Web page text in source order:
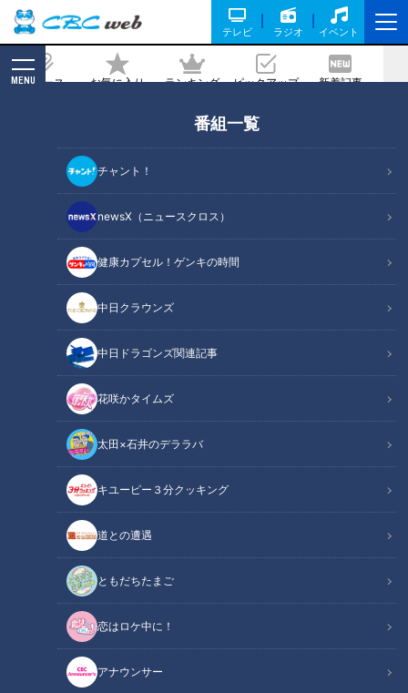
テレビ ラジオ イベント
ニュース お気に入り ランキング ピックアップ 新着記事
MENU
番組一覧
チャント！
newsX（ニュースクロス）
健康カプセル！ゲンキの時間
中日クラウンズ
中日ドラゴンズ関連記事
花咲かタイムズ
太田×石井のデララバ
キユーピー３分クッキング
道との遭遇
ともだちたまご
恋はロケ中に！
アナウンサー
作業の体感も 愛知「設楽ダム」の建設
で“造られる道”と“沈む道”を巡る旅
記事に戻る
CBCテレビ『道との遭遇』
この記事の画像（全9枚）